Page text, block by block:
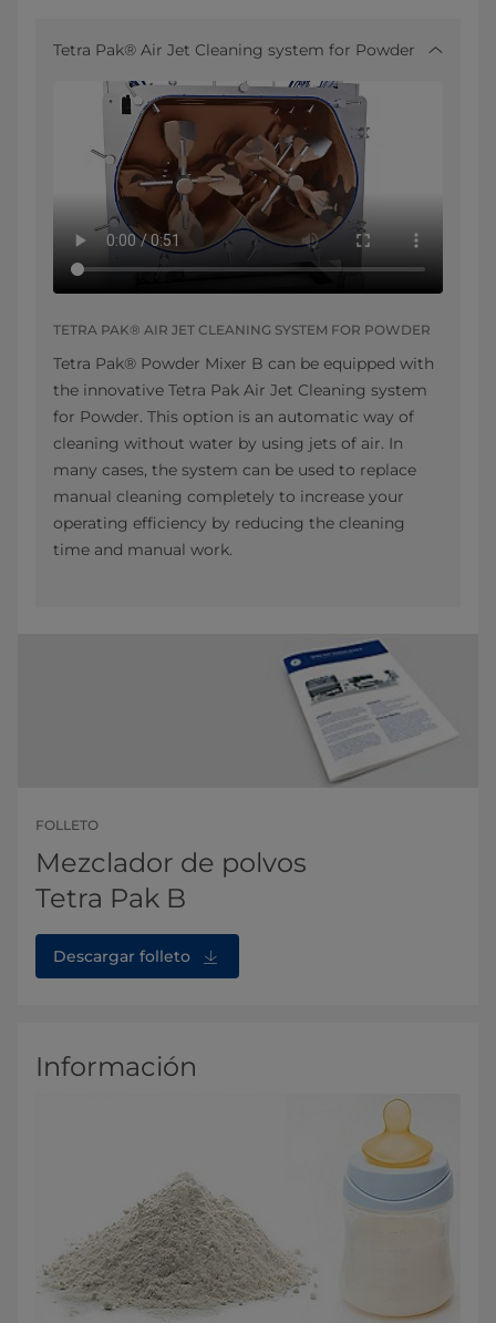
Tetra Pak® Air Jet Cleaning system for Powder
TETRA PAK® AIR JET CLEANING SYSTEM FOR POWDER
Tetra Pak® Powder Mixer B can be equipped with
the innovative Tetra Pak Air Jet Cleaning system
for Powder. This option is an automatic way of
cleaning without water by using jets of air. In
many cases, the system can be used to replace
manual cleaning completely to increase your
operating efficiency by reducing the cleaning
time and manual work.
FOLLETO
Mezclador de polvos
Tetra Pak B
Descargar folleto
Información